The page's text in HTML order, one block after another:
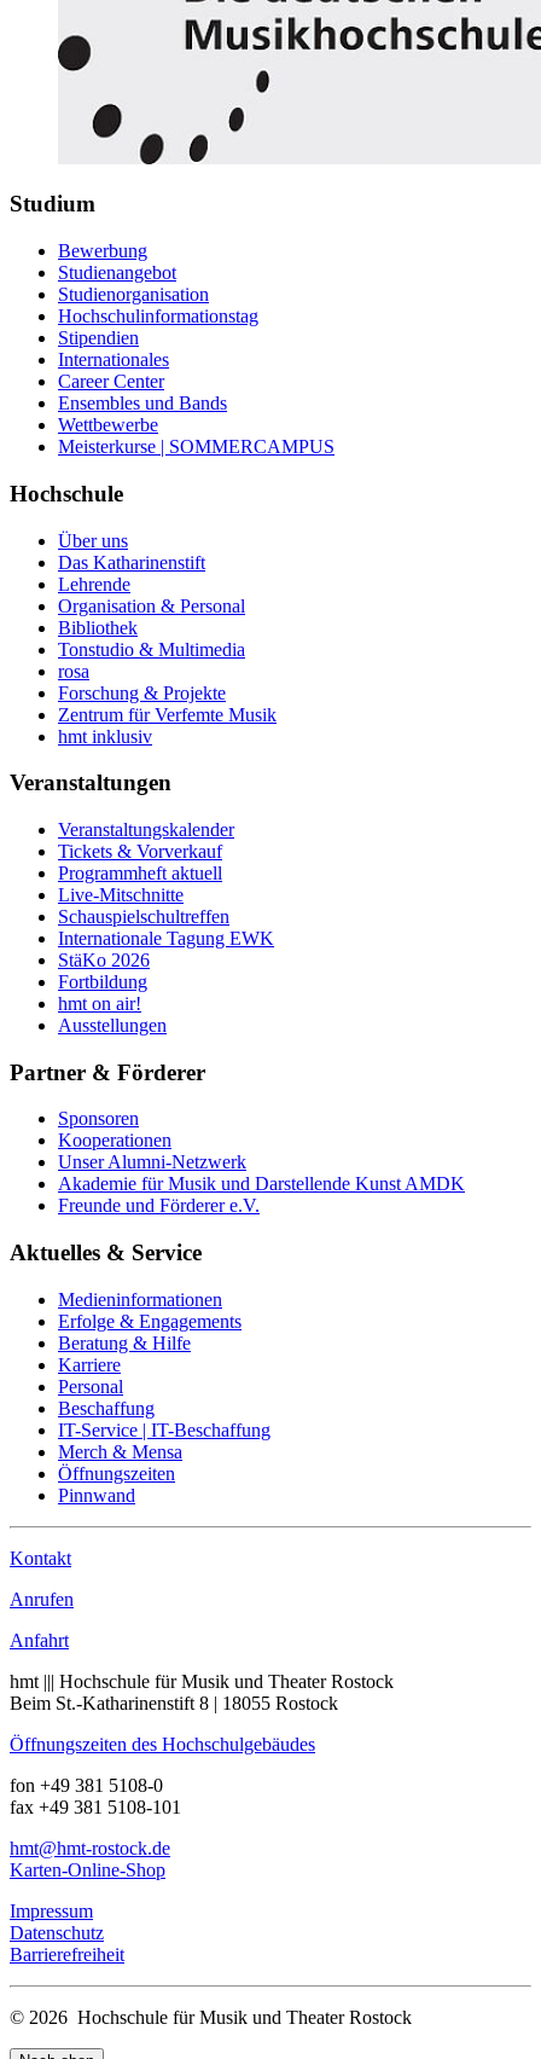
Studium
Bewerbung
Studienangebot
Studienorganisation
Hochschulinformationstag
Stipendien
Internationales
Career Center
Ensembles und Bands
Wettbewerbe
Meisterkurse | SOMMERCAMPUS
Hochschule
Über uns
Das Katharinenstift
Lehrende
Organisation & Personal
Bibliothek
Tonstudio & Multimedia
rosa
Forschung & Projekte
Zentrum für Verfemte Musik
hmt inklusiv
Veranstaltungen
Veranstaltungskalender
Tickets & Vorverkauf
Programmheft aktuell
Live-Mitschnitte
Schauspielschultreffen
Internationale Tagung EWK
StäKo 2026
Fortbildung
hmt on air!
Ausstellungen
Partner & Förderer
Sponsoren
Kooperationen
Unser Alumni-Netzwerk
Akademie für Musik und Darstellende Kunst AMDK
Freunde und Förderer e.V.
Aktuelles & Service
Medieninformationen
Erfolge & Engagements
Beratung & Hilfe
Karriere
Personal
Beschaffung
IT-Service | IT-Beschaffung
Merch & Mensa
Öffnungszeiten
Pinnwand
Kontakt
Anrufen
Anfahrt
hmt ||| Hochschule für Musik und Theater Rostock
Beim St.-Katharinenstift 8 | 18055 Rostock
Öffnungszeiten des Hochschulgebäudes
fon +49 381 5108-0
fax +49 381 5108-101
hmt@hmt-rostock.de
Karten-Online-Shop
Impressum
Datenschutz
Barrierefreiheit
© 2026 Hochschule für Musik und Theater Rostock